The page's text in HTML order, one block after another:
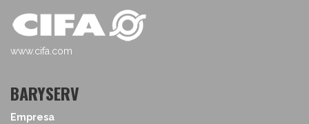
www.cifa.com
BARYSERV
Empresa